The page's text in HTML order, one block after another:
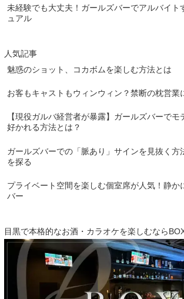
未経験でも大丈夫！ガールズバーでアルバイト
ュアル
人気記事
魅惑のショット、コカボムを楽しむ方法とは
お客もキャストもウィンウィン？禁断の枕営業
【現役ガルバ経営者が暴露】ガールズバーでモ
好かれる方法とは？
ガールズバーでの「脈あり」サインを見抜く方
を探る
プライベート空間を楽しむ個室席が人気！静か
バー
目黒で本格的なお酒・カラオケを楽しむなら